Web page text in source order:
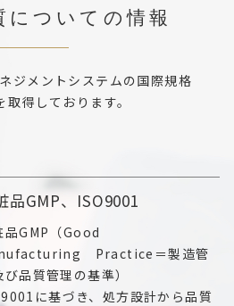
についての情報
ジメントシステムの国際規格
得しております。
品GMP、ISO9001
品GMP（Good
Practice＝製造管
び品質管理の基準）
に基づき、処方設計から品質